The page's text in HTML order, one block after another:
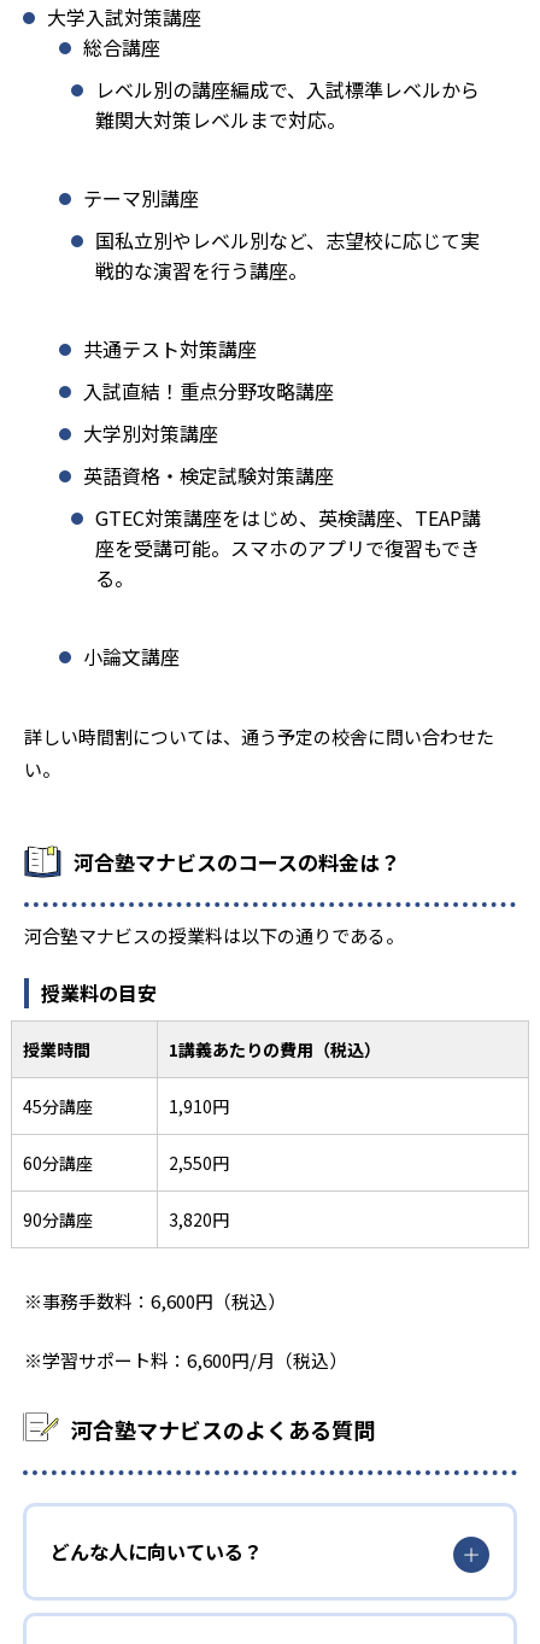
大学入試対策講座
総合講座
レベル別の講座編成で、入試標準レベルから
難関大対策レベルまで対応。
テーマ別講座
国私立別やレベル別など、志望校に応じて実
戦的な演習を行う講座。
共通テスト対策講座
入試直結！重点分野攻略講座
大学別対策講座
英語資格・検定試験対策講座
GTEC対策講座をはじめ、英検講座、TEAP講
座を受講可能。スマホのアプリで復習もでき
る。
小論文講座
詳しい時間割については、通う予定の校舎に問い合わせた
い。
河合塾マナビスのコースの料金は？
河合塾マナビスの授業料は以下の通りである。
授業料の目安
授業時間 1講義あたりの費用（税込）
45分講座 1,910円
60分講座 2,550円
90分講座 3,820円
※事務手数料：6,600円（税込）
※学習サポート料：6,600円/月（税込）
河合塾マナビスのよくある質問
どんな人に向いている？